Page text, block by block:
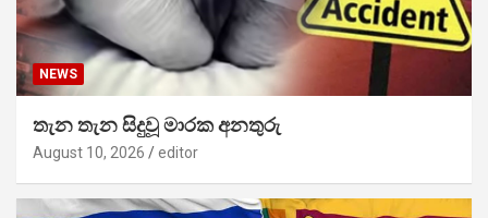
NEWS
තැන තැන සිදුවූ මාරක අනතුරු
August 10, 2026 editor